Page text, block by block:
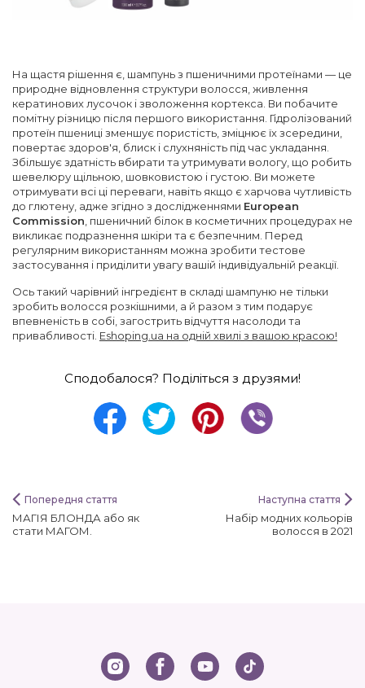
На щастя рішення є, шампунь з пшеничними протеїнами — це
природне відновлення структури волосся, живлення
кератинових лусочок і зволоження кортекса. Ви побачите
помітну різницю після першого використання. Гідролізований
протеїн пшениці зменшує пористість, зміцнює їх зсередини,
повертає здоров'я, блиск і слухняність під час укладання.
Збільшує здатність вбирати та утримувати вологу, що робить
шевелюру щільною, шовковистою і густою. Ви можете
отримувати всі ці переваги, навіть якщо є харчова чутливість
до глютену, адже згідно з дослідженнями European
Commission , пшеничний білок в косметичних процедурах не
викликає подразнення шкіри та є безпечним. Перед
регулярним використанням можна зробити тестове
застосування і приділити увагу вашій індивідуальній реакції.
Ось такий чарівний інгредієнт в складі шампуню не тільки
зробить волосся розкішними, а й разом з тим подарує
впевненість в собі, загострить відчуття насолоди та
привабливості. Eshoping.ua на одній хвилі з вашою красою!
Сподобалося? Поділіться з друзями!
Попередня стаття
МАГІЯ БЛОНДА або як
стати МАГОМ.
Наступна стаття
Набір модних кольорів
волосся в 2021